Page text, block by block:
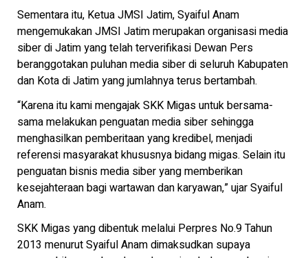
Sementara itu, Ketua JMSI Jatim, Syaiful Anam
mengemukakan JMSI Jatim merupakan organisasi media
siber di Jatim yang telah terverifikasi Dewan Pers
beranggotakan puluhan media siber di seluruh Kabupaten
dan Kota di Jatim yang jumlahnya terus bertambah.
“Karena itu kami mengajak SKK Migas untuk bersama-
sama melakukan penguatan media siber sehingga
menghasilkan pemberitaan yang kredibel, menjadi
referensi masyarakat khususnya bidang migas. Selain itu
penguatan bisnis media siber yang memberikan
kesejahteraan bagi wartawan dan karyawan,” ujar Syaiful
Anam.
SKK Migas yang dibentuk melalui Perpres No.9 Tahun
2013 menurut Syaiful Anam dimaksudkan supaya